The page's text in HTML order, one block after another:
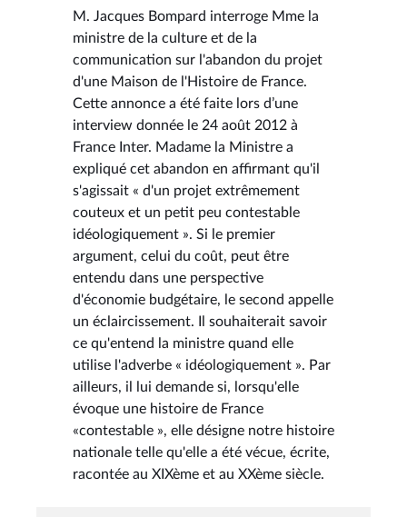
M. Jacques Bompard interroge Mme la
ministre de la culture et de la
communication sur l'abandon du projet
d'une Maison de l'Histoire de France.
Cette annonce a été faite lors d’une
interview donnée le 24 août 2012 à
France Inter. Madame la Ministre a
expliqué cet abandon en affirmant qu'il
s'agissait « d'un projet extrêmement
couteux et un petit peu contestable
idéologiquement ». Si le premier
argument, celui du coût, peut être
entendu dans une perspective
d'économie budgétaire, le second appelle
un éclaircissement. Il souhaiterait savoir
ce qu'entend la ministre quand elle
utilise l'adverbe « idéologiquement ». Par
ailleurs, il lui demande si, lorsqu'elle
évoque une histoire de France
«contestable », elle désigne notre histoire
nationale telle qu'elle a été vécue, écrite,
racontée au XIXème et au XXème siècle.